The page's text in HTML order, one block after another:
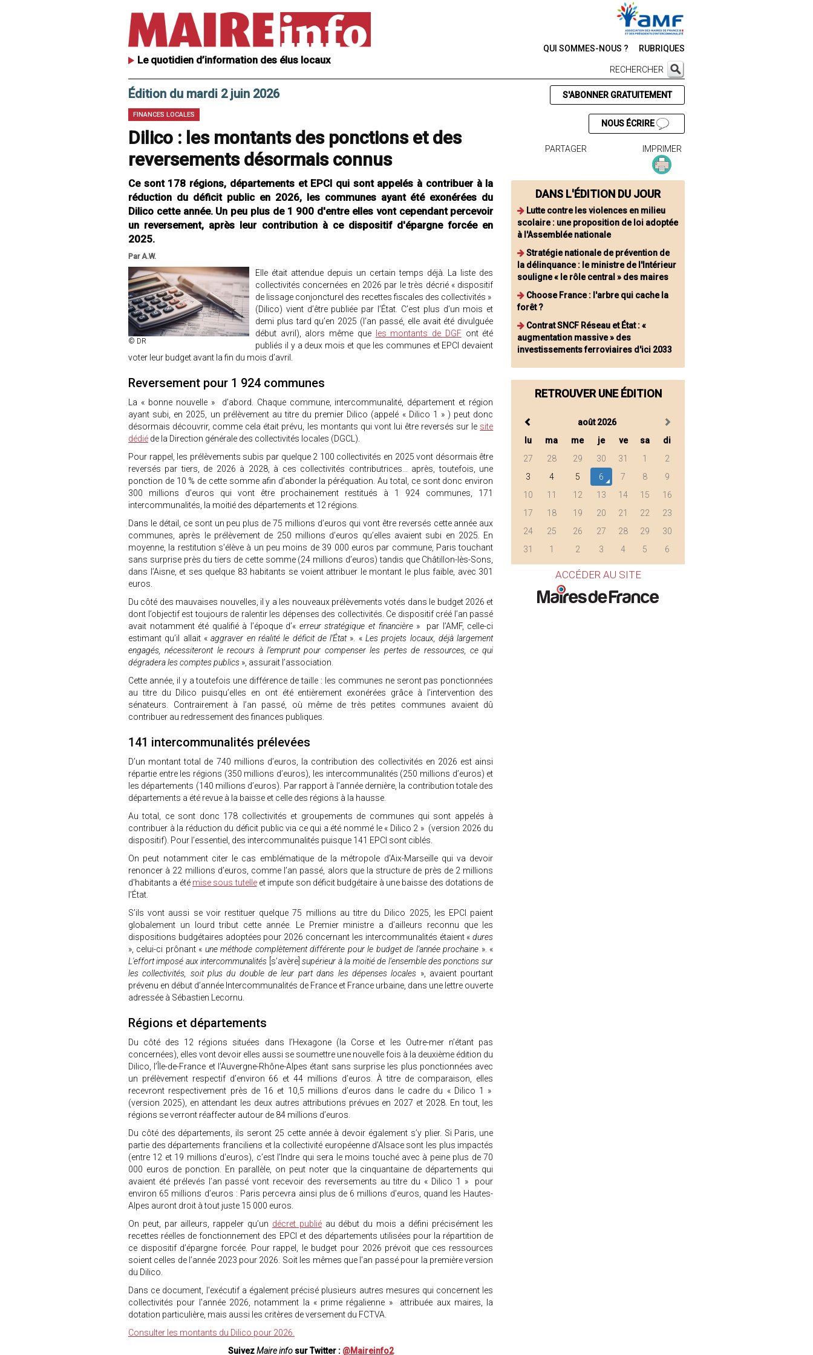
Le quotidien d’information des élus locaux
QUI SOMMES-NOUS ? RUBRIQUES
RECHERCHER
Édition du mardi 2 juin 2026
FINANCES LOCALES
Dilico : les montants des ponctions et des
reversements désormais connus
Ce sont 178 régions, départements et EPCI qui sont appelés à contribuer à la
réduction du déficit public en 2026, les communes ayant été exonérées du
Dilico cette année. Un peu plus de 1 900 d'entre elles vont cependant percevoir
un reversement, après leur contribution à ce dispositif d'épargne forcée en
2025.
Par A.W.
© DR
Elle était attendue depuis un certain temps déjà. La liste des
collectivités concernées en 2026 par le très décrié « dispositif
de lissage conjoncturel des recettes fiscales des collectivités »
(Dilico) vient d’être publiée par l’État. C’est plus d’un mois et
demi plus tard qu’en 2025 (l’an passé, elle avait été divulguée
début avril), alors même que
les montants de DGFont été
publiés il y a deux mois et que les communes et EPCI devaient
voter leur budget avant la fin du mois d’avril.
Reversement pour 1 924 communes
La « bonne nouvelle » d’abord. Chaque commune, intercommunalité, département et région
ayant subi, en 2025, un prélèvement au titre du premier Dilico (appelé « Dilico 1 » ) peut donc
désormais découvrir, comme cela était prévu, les montants qui vont lui être reversés sur le site
dédié de la Direction générale des collectivités locales (DGCL).
Pour rappel, les prélèvements subis par quelque 2 100 collectivités en 2025 vont désormais être
reversés par tiers, de 2026 à 2028, à ces collectivités contributrices… après, toutefois, une
ponction de 10 % de cette somme afin d’abonder la péréquation. Au total, ce sont donc environ
300 millions d’euros qui vont être prochainement restitués à 1 924 communes, 171
intercommunalités, la moitié des départements et 12 régions.
Dans le détail, ce sont un peu plus de 75 millions d’euros qui vont être reversés cette année aux
communes, après le prélèvement de 250 millions d’euros qu’elles avaient subi en 2025. En
moyenne, la restitution s’élève à un peu moins de 39 000 euros par commune, Paris touchant
sans surprise près du tiers de cette somme (24 millions d’euros) tandis que Châtillon-lès-Sons,
dans l’Aisne, et ses quelque 83 habitants se voient attribuer le montant le plus faible, avec 301
euros.
Du côté des mauvaises nouvelles, il y a les nouveaux prélèvements votés dans le budget 2026 et
dont l’objectif est toujours de ralentir les dépenses des collectivités. Ce dispositif créé l’an passé
avait notamment été qualifié à l’époque d’« erreur stratégique et financière» par l’AMF, celle-ci
estimant qu’il allait «aggraver en réalité le déficit de l’État ». «Les projets locaux, déjà largement
engagés, nécessiteront le recours à l’emprunt pour compenser les pertes de ressources, ce qui
dégradera les comptes publics », assurait l’association.
Cette année, il y a toutefois une différence de taille : les communes ne seront pas ponctionnées
au titre du Dilico puisqu’elles en ont été entièrement exonérées grâce à l’intervention des
sénateurs. Contrairement à l’an passé, où même de très petites communes avaient dû
contribuer au redressement des finances publiques.
141 intercommunalités prélevées
D’un montant total de 740 millions d’euros, la contribution des collectivités en 2026 est ainsi
répartie entre les régions (350 millions d’euros), les intercommunalités (250 millions d’euros) et
les départements (140 millions d’euros). Par rapport à l’année dernière, la contribution totale des
départements a été revue à la baisse et celle des régions à la hausse.
Au total, ce sont donc 178 collectivités et groupements de communes qui sont appelés à
contribuer à la réduction du déficit public via ce qui a été nommé le « Dilico 2 » (version 2026 du
dispositif). Pour l’essentiel, des intercommunalités puisque 141 EPCI sont ciblés.
On peut notamment citer le cas emblématique de la métropole d’Aix-Marseille qui va devoir
renoncer à 22 millions d’euros, comme l’an passé, alors que la structure de près de 2 millions
d'habitants a été mise sous tutelleet impute son déficit budgétaire à une baisse des dotations de
l'État.
S’ils vont aussi se voir restituer quelque 75 millions au titre du Dilico 2025, les EPCI paient
globalement un lourd tribut cette année. Le Premier ministre a d’ailleurs reconnu que les
dispositions budgétaires adoptées pour 2026 concernant les intercommunalités étaient «dures
», celui-ci prônant « une méthode complètement différente pour le budget de l'année prochaine ». «
L'effort imposé aux intercommunalités [s’avère] supérieur à la moitié de l'ensemble des ponctions sur
les collectivités, soit plus du double de leur part dans les dépenses locales », avaient pourtant
prévenu en début d’année Intercommunalités de France et France urbaine, dans une lettre ouverte
adressée à Sébastien Lecornu.
Régions et départements
Du côté des 12 régions situées dans l’Hexagone (la Corse et les Outre-mer n’étant pas
concernées), elles vont devoir elles aussi se soumettre une nouvelle fois à la deuxième édition du
Dilico, l’Île-de-France et l’Auvergne-Rhône-Alpes étant sans surprise les plus ponctionnées avec
un prélèvement respectif d’environ 66 et 44 millions d’euros. À titre de comparaison, elles
recevront respectivement près de 16 et 10,5 millions d’euros dans le cadre du « Dilico 1 »
(version 2025), en attendant les deux autres attributions prévues en 2027 et 2028. En tout, les
régions se verront réaffecter autour de 84 millions d’euros.
Du côté des départements, ils seront 25 cette année à devoir également s’y plier. Si Paris, une
partie des départements franciliens et la collectivité européenne d’Alsace sont les plus impactés
(entre 12 et 19 millions d'euros), c’est l’Indre qui sera le moins touché avec à peine plus de 70
000 euros de ponction. En parallèle, on peut noter que la cinquantaine de départements qui
avaient été prélevés l’an passé vont recevoir des reversements au titre du « Dilico 1 » pour
environ 65 millions d’euros : Paris percevra ainsi plus de 6 millions d’euros, quand les Hautes-
Alpes auront droit à tout juste 15 000 euros.
On peut, par ailleurs, rappeler qu’un décret publiéau début du mois a défini précisément les
recettes réelles de fonctionnement des EPCI et des départements utilisées pour la répartition de
ce dispositif d’épargne forcée. Pour rappel, le budget pour 2026 prévoit que ces ressources
soient celles de l’année 2023 pour 2026. Soit les mêmes que l’an passé pour la première version
du Dilico.
Dans ce document, l'exécutif a également précisé plusieurs autres mesures qui concernent les
collectivités pour l'année 2026, notamment la « prime régalienne » attribuée aux maires, la
dotation particulière, mais aussi les critères de versement du FCTVA.
Consulter les montants du Dilico pour 2026.
SuivezMaire infosur Twitter : @Maireinfo2
S'ABONNER GRATUITEMENT
NOUS ÉCRIRE
PARTAGER IMPRIMER
DANS L'ÉDITION DU JOUR
Lutte contre les violences en milieu
scolaire : une proposition de loi adoptée
à l'Assemblée nationale
Stratégie nationale de prévention de
la délinquance : le ministre de l'Intérieur
souligne « le rôle central » des maires
Choose France : l'arbre qui cache la
forêt ?
Contrat SNCF Réseau et État : «
augmentation massive » des
investissements ferroviaires d'ici 2033
RETROUVER UNE ÉDITION
août 2026
lu
ma me je ve sa
di
27
28 29 30 31 1
2
3
4 5 6 7 8
9
10
11 12 13 14 15
16
17
18 19 20 21 22
23
24
25 26 27 28 29
30
31
1 2 3 4 5 6
ACCÉDER AU SITE